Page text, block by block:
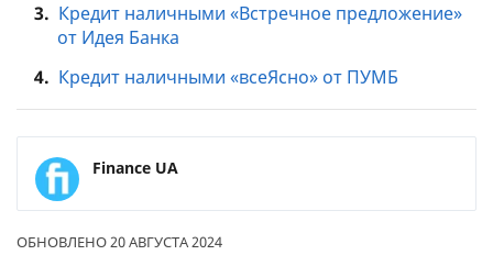
3. Кредит наличными «Встречное предложение»
от Идея Банка
4. Кредит наличными «всеЯсно» от ПУМБ
Finance UA
ОБНОВЛЕНО 20 АВГУСТА 2024